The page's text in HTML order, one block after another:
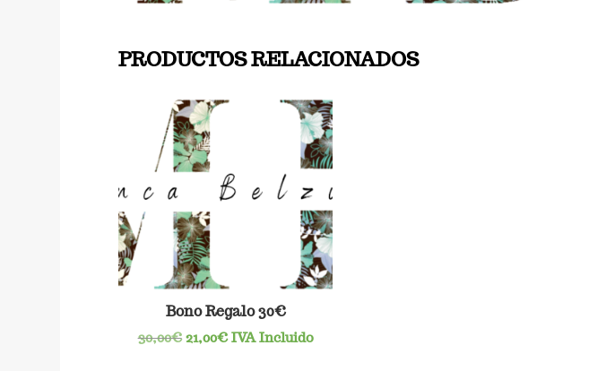
PRODUCTOS RELACIONADOS
Bono Regalo 30€
30,00€ El
21,00€El
IVA Incluido